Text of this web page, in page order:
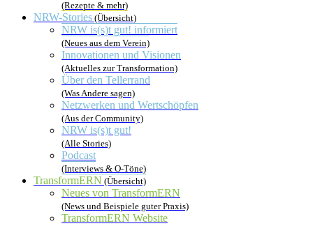
(Rezepte & mehr)
NRW-Stories (Übersicht)
NRW is(s)t gut! informiert
(Neues aus dem Verein)
Innovationen und Visionen
(Aktuelles zur Transformation)
Über den Tellerrand
(Was Andere sagen)
Netzwerken und Wertschöpfen
(Aus der Community)
NRW is(s)t gut!
(Alle Stories)
Podcast
(Interviews & O-Töne)
TransformERN (Übersicht)
Neues von TransformERN
(News und Beispiele guter Praxis)
TransformERN Website